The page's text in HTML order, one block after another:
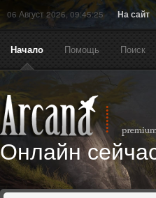
06 Август 2026, 09:45:25 На сайт
Начало Помощь Поиск
Онлайн